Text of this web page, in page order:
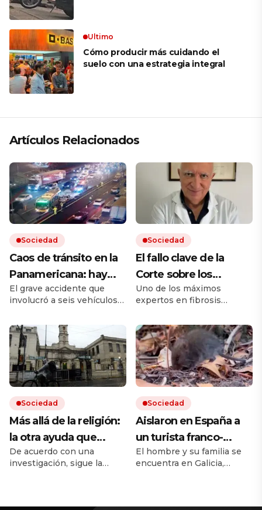
Ultimo
Cómo producir más cuidando el
suelo con una estrategia integral
Artículos Relacionados
Sociedad
Caos de tránsito en la
Panamericana: hay
cinco heridos por un
choque múltiple
El grave accidente que
involucró a seis vehículos
25 de la autopista, en
sentido hacia la Provincia
de Buenos Aires. Hay
varios carriles cortados y
fuertes demoras para
quienes circulan por la
zona.
Sociedad
El fallo clave de la
Corte sobre los
remedios, el mensaje
de un referente
médico y otro posible
conflicto en puerta
Uno de los máximos
expertos en fibrosis
cobertura en salud sea
sobre un remedio más
barato de igual acción. Tras
la sentencia de la Corte
surgieron dudas entre
pacientes y en el horizonte
asoma una nueva terapia
que ya usan en EE.UU. y
Europa.
Sociedad
Más allá de la religión:
la otra ayuda que
busca casi la mitad de
las personas que
De acuerdo con una
investigación, sigue la
Sociedad
Aislaron en España a
un turista franco-
argentino que dio
positivo al hantavirus
El hombre y su familia se
encuentra en Galicia,